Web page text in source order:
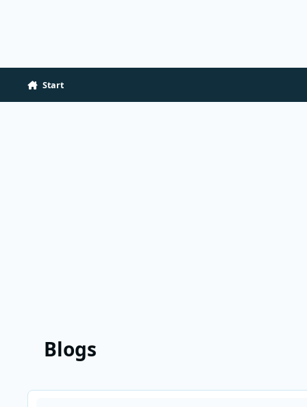
Start
Blogs
Lees meer over Giel Beelen in De Grote Bijbelquiz 2016